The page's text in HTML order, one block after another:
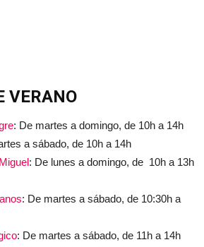
VERANO
: De martes a domingo, de 10h a 14h
a sábado, de 10h a 14h
: De lunes a domingo, de 10h a 13h
: De martes a sábado, de 10:30h a
: De martes a sábado, de 11h a 14h